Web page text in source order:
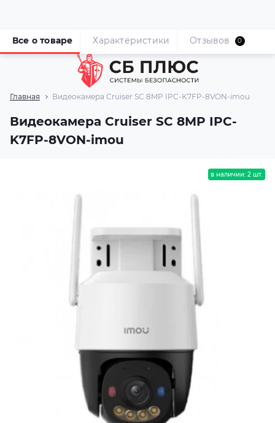
Главная Видеокамера Cruiser SC 8MP IPC-K7FP-8VON-imou
Видеокамера Cruiser SC 8MP IPC-
K7FP-8VON-imou
Все о товаре Характеристики Отзывов 0
в наличии: 2 шт.